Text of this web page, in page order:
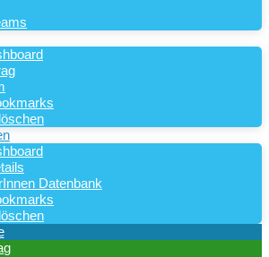
Datenbank